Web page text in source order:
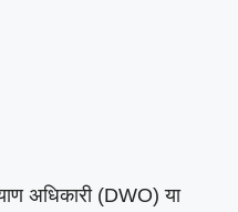
अधिकारी (DWO) या